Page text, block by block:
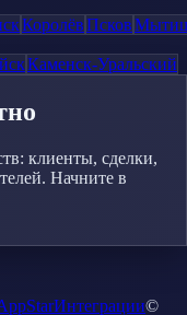
КоролёвПсков
Каменск-Уральский
клиенты, сделки,
Начните в
Интеграции©